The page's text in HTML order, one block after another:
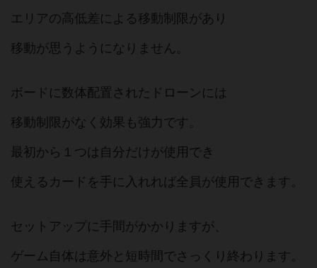
エリアの高低差による移動制限があり
移動が思うようになりません。
ボードに数体配置されたドローンには
移動制限がなく効果も強力です。
最初から１つは自分だけが使用でき
使えるカードを手に入れれば全員が使用できます。
セットアップに手間がかかりますが、
ゲーム自体は意外と短時間でさっくり終わります。